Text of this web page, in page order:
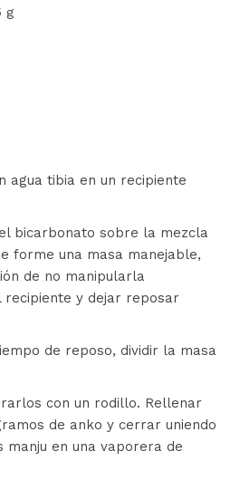
g
agua tibia en un recipiente
bicarbonato sobre la mezcla
forme una masa manejable,
de no manipularla
recipiente y dejar reposar
de reposo, dividir la masa
con un rodillo. Rellenar
de anko y cerrar uniendo
manju en una vaporera de